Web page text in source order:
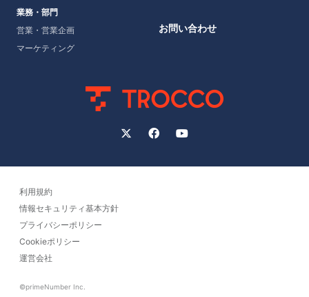
業務・部門
営業・営業企画
マーケティング
お問い合わせ
利用規約
情報セキュリティ基本方針
プライバシーポリシー
Cookieポリシー
運営会社
©primeNumber Inc.